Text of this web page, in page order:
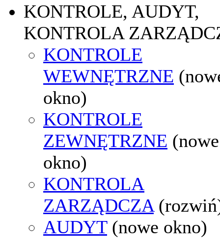
KONTROLE, AUDYT,
KONTROLA
KONTROLE
WEWNĘTRZNE
okno)
KONTROLE
ZEWNĘTRZNE (nowe
okno)
KONTROLA
ZARZĄDCZA
AUDYT (nowe okno)